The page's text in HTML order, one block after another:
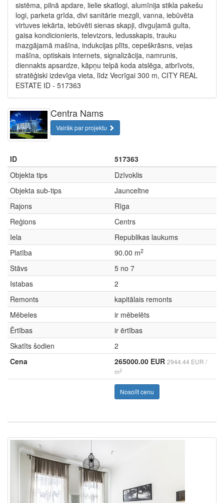
sistēma, pilnā apdare, lielie skatlogi, alumīnija stikla pakešu
logi, parketa grīda, divi sanitārie mezgli, vanna, iebūvēta
virtuves iekārta, iebūvēti sienas skapji, divguļamā gulta,
gaisa kondicionieris, televizors, ledusskapis, trauku
mazgājamā mašīna, indukcijas plīts, cepeškrāsns, veļas
mašīna, optiskais internets, signalizācija, namrunis,
diennakts apsardze, kāpņu telpā koda atslēga, atbrīvots,
stratēģiski izdevīga vieta, līdz Vecrīgai 300 m, CITY REAL
ESTATE ID - 517363
Centra Nams
Vairāk par projektu
ID
517363
Objekta tips
Dzīvoklis
Objekta sub-tips
Jaunceltne
Rajons
Rīga
Reģions
Centrs
Iela
Republikas laukums
Platība
90.00 m2
Stāvs
5 no 7
Istabas
2
Remonts
kapitālais remonts
Mēbeles
ir mēbelēts
Ērtības
ir ērtības
Skatīts šodien
2
Cena
265000.00 EUR 2944.44 EUR /
m2
Nosolīt cenu